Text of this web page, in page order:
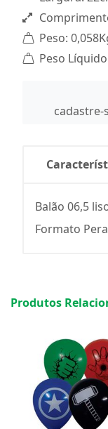
Peso:
Peso
Balão 06,5
Formato
Produtos